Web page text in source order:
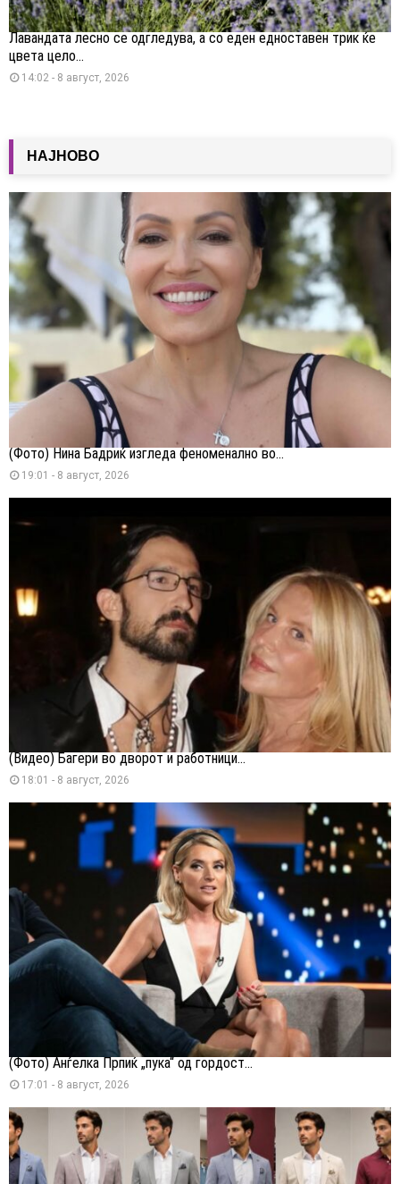
Лавандата лесно се одгледува, а со еден едноставен трик ќе
цвета цело...
14:02 - 8 август, 2026
НАЈНОВО
(Фото) Нина Бадриќ изгледа феноменално во...
19:01 - 8 август, 2026
(Видео) Багери во дворот и работници...
18:01 - 8 август, 2026
(Фото) Анѓелка Прпиќ „пука“ од гордост...
17:01 - 8 август, 2026